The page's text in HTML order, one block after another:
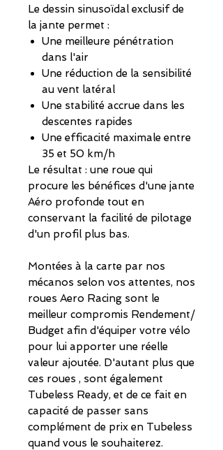
Le dessin sinusoïdal exclusif de
la jante permet :
Une meilleure pénétration
dans l'air
Une réduction de la sensibilité
au vent latéral
Une stabilité accrue dans les
descentes rapides
Une efficacité maximale entre
35 et 50 km/h
Le résultat : une roue qui
procure les bénéfices d'une jante
Aéro profonde tout en
conservant la facilité de pilotage
d'un profil plus bas.
Montées à la carte par nos
mécanos selon vos attentes, nos
roues Aero Racing sont le
meilleur compromis Rendement/
Budget afin d'équiper votre vélo
pour lui apporter une réelle
valeur ajoutée. D'autant plus que
ces roues , sont également
Tubeless Ready, et de ce fait en
capacité de passer sans
complément de prix en Tubeless
quand vous le souhaiterez.